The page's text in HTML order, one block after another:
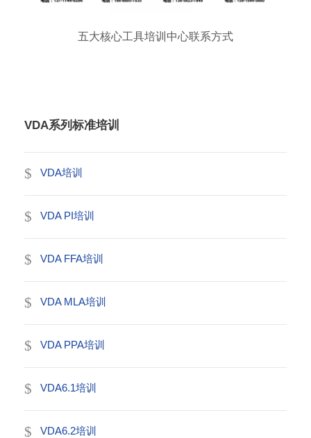
五大核心工具培训中心联系方式
VDA系列标准培训
VDA培训
VDA PI培训
VDA FFA培训
VDA MLA培训
VDA PPA培训
VDA6.1培训
VDA6.2培训